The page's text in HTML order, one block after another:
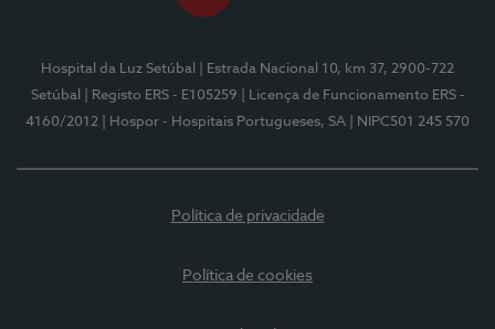
Hospital da Luz Setúbal
| Estrada Nacional 10, km 37, 2900-722
Setúbal
| Registo ERS - E105259
| Licença de Funcionamento ERS -
4160/2012
| Hospor - Hospitais Portugueses, SA | NIPC501 245 570
Política de privacidade
Política de cookies